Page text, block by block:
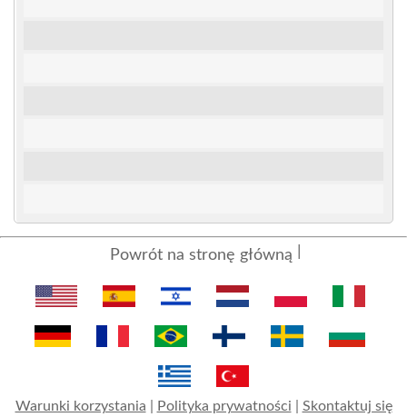
Powrót na stronę główną
Warunki korzystania Polityka prywatności Skontaktuj się